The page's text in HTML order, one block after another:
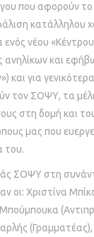
που αφορούν το
κατάλληλου
ενός νέου
ανηλίκων και
και για
τον ΣΟΨΥ, τα
στη δομή και
μας που
του.
ΣΟΨΥ στη
οι: Χριστίνα